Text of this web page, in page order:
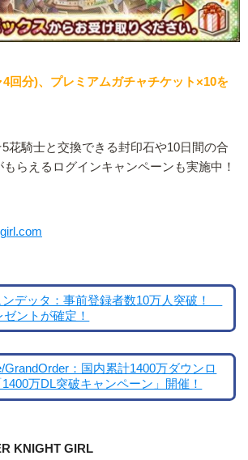
回分)、プレミアムガチャチケット×10を
花騎士と交換できる封印石や10日間の合
らえるログインキャンペーンも実施中！
ンデッタ：事前登録者数10万人突破！
ントが確定！
GrandOrder：国内累計1400万ダウンロ
万DL突破キャンペーン」開催！
KNIGHT GIRL